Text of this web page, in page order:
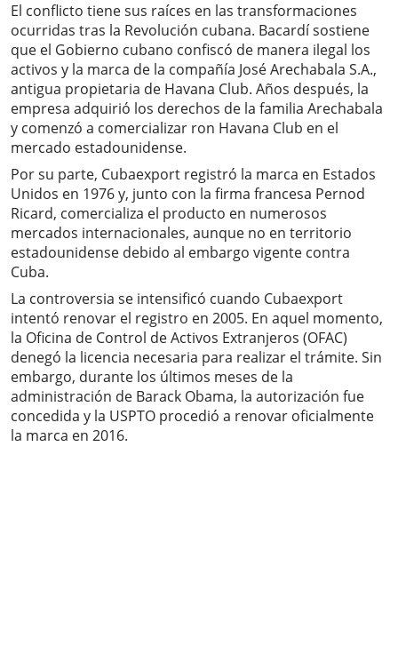
El conflicto tiene sus raíces en las transformaciones
ocurridas tras la Revolución cubana. Bacardí sostiene
que el Gobierno cubano confiscó de manera ilegal los
activos y la marca de la compañía José Arechabala S.A.,
antigua propietaria de Havana Club. Años después, la
empresa adquirió los derechos de la familia Arechabala
y comenzó a comercializar ron Havana Club en el
mercado estadounidense.
Por su parte, Cubaexport registró la marca en Estados
Unidos en 1976 y, junto con la firma francesa Pernod
Ricard, comercializa el producto en numerosos
mercados internacionales, aunque no en territorio
estadounidense debido al embargo vigente contra
Cuba.
La controversia se intensificó cuando Cubaexport
intentó renovar el registro en 2005. En aquel momento,
la Oficina de Control de Activos Extranjeros (OFAC)
denegó la licencia necesaria para realizar el trámite. Sin
embargo, durante los últimos meses de la
administración de Barack Obama, la autorización fue
concedida y la USPTO procedió a renovar oficialmente
la marca en 2016.